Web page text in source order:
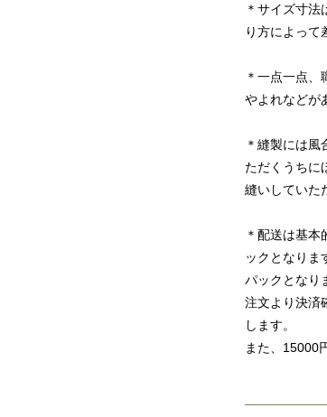
＊サイズ寸
り方によって
＊一点一点
やよれなどが
＊縫製には
ただくうちに
縫いしていた
＊配送は基
ックとなりま
パックとなり
注文より決済
します。
また、15000